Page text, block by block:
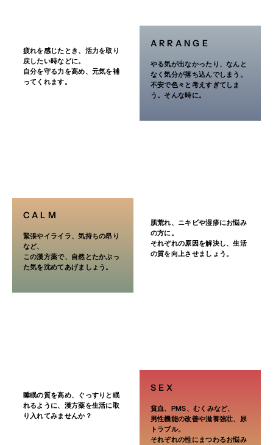
三和生薬株式会社
栃木県宇都宮市平出工業団地 6‒1
疲れを感じたとき、活力を取り
戻したい時などに。
自分を守る力を高め、元気を補
ってくれます。
ARRANGE
やる気が出なかったり、なんと
なく気分が落ち込んでしまう。
不安で色々と考えすぎてしま
う。そんな時に。
CALM
緊張やイライラ、気持ちの昂り
など、
この漢方薬で、自然とたかぶっ
た気を沈めてあげましょう。
肌荒れ、ニキビや湿疹にお悩み
の方に。
それぞれの原因を解決し、生活
の質を向上させましょう。
睡眠の質を高め、ぐっすりと眠
れるように、漢方薬を生活に取
り入れてみませんか？
SEX
貧血、PMS、むくみなど、
男性機能の改善や滋養強壮、尿
トラブル。
それぞれの性にまつわるお悩み